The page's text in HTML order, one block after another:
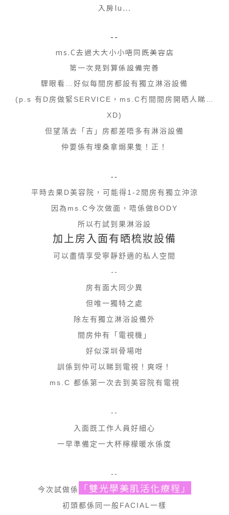
入房lu…
--
ms.C去過大大小小唔同既美容店
第一次見到算係設備完善
驟眼看…好似每間房都設有獨立淋浴設備
(p.s 有D房做緊SERVICE，ms.C冇間間房開晒人睇…
XD)
但望落去「吉」房都差唔多有淋浴設備
仲要係有埋桑拿焗果隻！正！
--
平時去果D美容院，可能得1-2間房有獨立沖涼
因為ms.C今次做面，唔係做BODY
所以冇試到果淋浴設
加上房入面有晒梳妝設備
可以盡情享受寧靜舒適的私人空間
--
房有面大同少異
但唯一獨特之處
除左有獨立淋浴設備外
間房仲有「電視機」
好似深圳骨場咁
訓係到仲可以睇到電視！爽呀！
ms.C 都係第一次去到美容院有電視
--
入面既工作人員好細心
一早準備定一大杯檸檬暖水係度
--
今次試做係
「雙光學美肌活化療程」
初頭都係同一般FACIAL一樣